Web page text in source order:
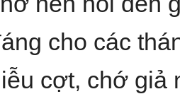
cho các
cợt, chớ giả